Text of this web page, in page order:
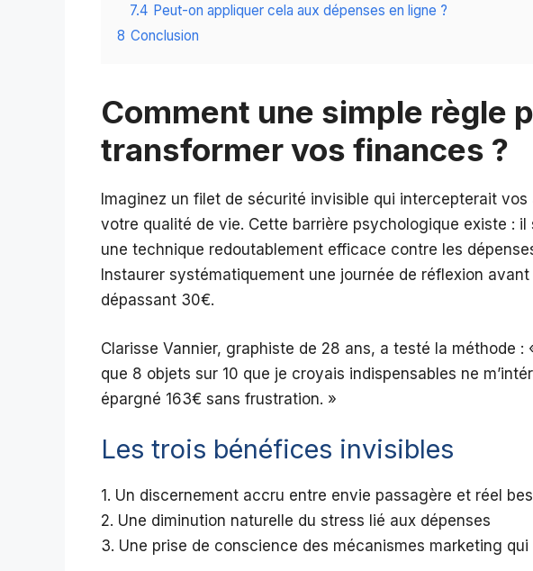
7.4 Peut-on appliquer cela aux dépenses en ligne ?
8 Conclusion
Comment une simple règle
transformer vos finances ?
Imaginez un filet de sécurité invisible qui intercepterait
votre qualité de vie. Cette barrière psychologique existe : il
une technique redoutablement efficace contre les
Instaurer systématiquement une journée de réflexion
dépassant 30€.
Clarisse Vannier, graphiste de 28 ans, a testé la méthode :
que 8 objets sur 10 que je croyais indispensables ne
épargné 163€ sans frustration. »
Les trois bénéfices invisibles
1. Un discernement accru entre envie passagère et réel
2. Une diminution naturelle du stress lié aux dépenses
3. Une prise de conscience des mécanismes marketing